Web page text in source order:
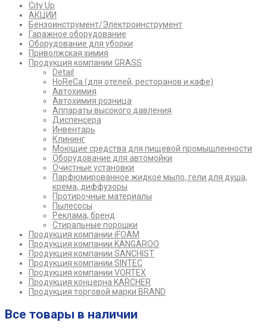
City Up
АКЦИИ
Бензоинструмент/Электроинструмент
Гаражное оборудование
Оборудование для уборки
Приволжская химия
Продукция компании GRASS
Detail
HoReCa (для отелей, ресторанов и кафе)
Автохимия
Автохимия розница
Аппараты высокого давления
Диспенсера
Инвентарь
Клининг
Моющие средства для пищевой промышленности
Оборудование для автомойки
Очистные установки
Парфюмированное жидкое мыло, гели для душа,
крема, диффузоры
Протирочные материалы
Пылесосы
Реклама, бренд
Стиральные порошки
Продукция компании iFOAM
Продукция компании KANGAROO
Продукция компании SANCHIST
Продукция компании SINTEC
Продукция компании VORTEX
Продукция концерна KARCHER
Продукция торговой марки BRAND
Все товары в наличии